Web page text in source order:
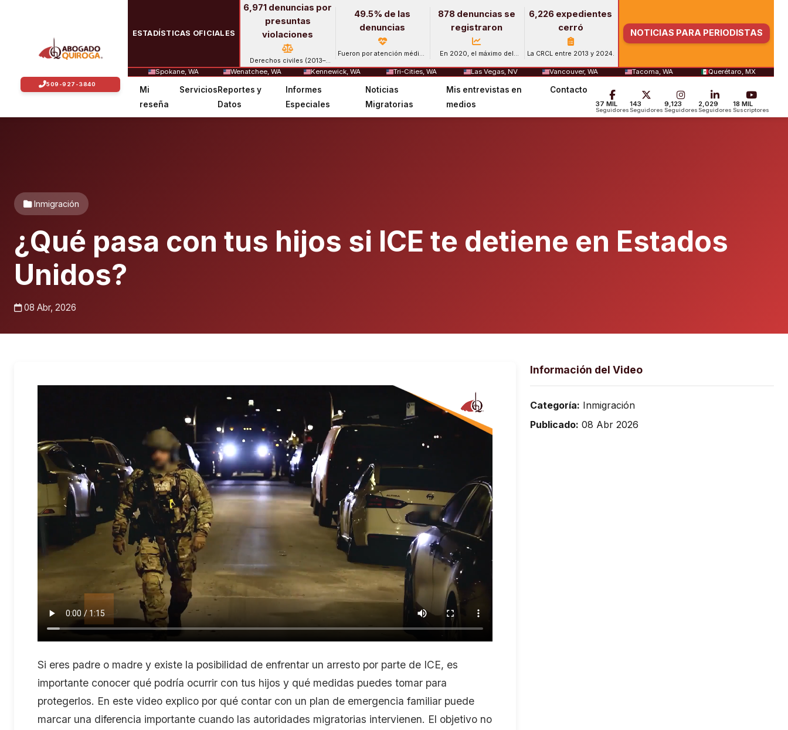
ESTADÍSTICAS OFICIALES
6,971 denuncias por
presuntas
violaciones
Derechos civiles (2013–
2024).
49.5% de las
denuncias
Fueron por atención médica
878 denuncias se
registraron
En 2020, el máximo del
6,226 expedientes
cerró
La CRCL entre 2013 y 2024.
NOTICIAS PARA PERIODISTAS
Spokane, WA Wenatchee, WA Kennewick, WA Tri-Cities, WA Las Vegas, NV Vancouver, WA Tacoma, WA Querétaro, MX
Mi
reseña
ServiciosReportes y
Datos
Informes
Especiales
Noticias
Migratorias
Mis entrevistas en
medios
Contacto
37 MIL
Seguidores
143
Seguidores
9,123
Seguidores
2,029
Seguidores
18 MIL
Suscriptores
Inmigración
¿Qué pasa con tus hijos si ICE te detiene en Estados
Unidos?
08 Abr, 2026
Si eres padre o madre y existe la posibilidad de enfrentar un arresto por parte de ICE, es
importante conocer qué podría ocurrir con tus hijos y qué medidas puedes tomar para
protegerlos. En este video explico por qué contar con un plan de emergencia familiar puede
marcar una diferencia importante cuando las autoridades migratorias intervienen. El objetivo no
Información del Video
Categoría: Inmigración
Publicado: 08 Abr 2026